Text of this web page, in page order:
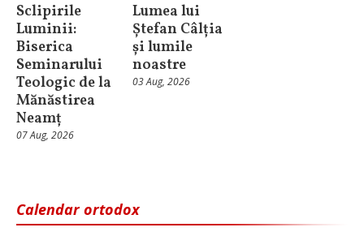
Sclipirile
Luminii:
Biserica
Seminarului
Teologic de la
Mănăstirea
Neamț
07 Aug, 2026
Lumea lui
Ștefan Câlția
și lumile
noastre
03 Aug, 2026
Calendar ortodox